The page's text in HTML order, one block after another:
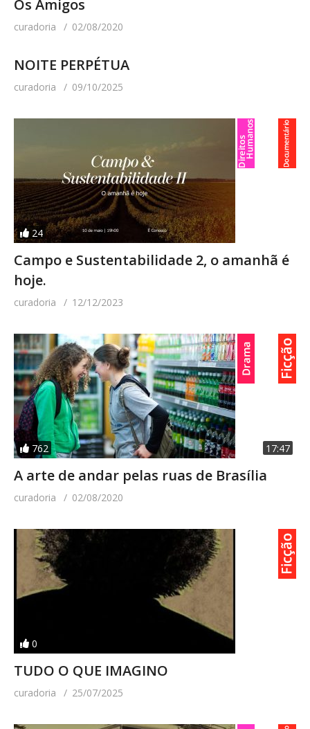
Os Amigos
curadoria 02/08/2020
NOITE PERPÉTUA
curadoria 09/10/2025
24
Campo e Sustentabilidade 2, o amanhã é
hoje.
curadoria 12/12/2023
762 17:47
A arte de andar pelas ruas de Brasília
curadoria 02/08/2020
0
TUDO O QUE IMAGINO
curadoria 25/07/2025